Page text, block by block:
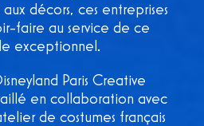
aux décors, ces entreprises
faire au service de ce
exceptionnel.
Paris Creative
en collaboration avec
de costumes français